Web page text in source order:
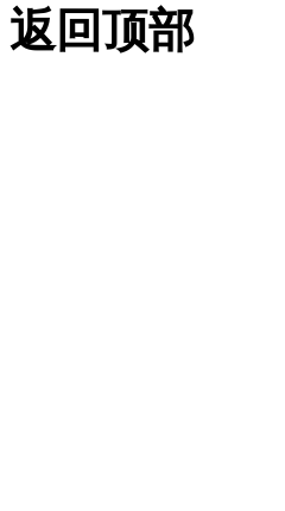
返回顶部